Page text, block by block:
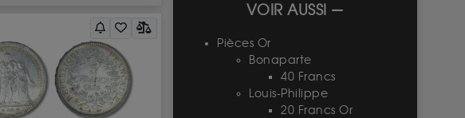
VOIR AUSSI
Pièces Or
Bonaparte
40 Francs
Louis-Philippe
20 Francs Or